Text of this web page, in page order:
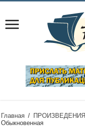
Главная / ПРОИЗВЕДЕНИЯ
Обыкновенная